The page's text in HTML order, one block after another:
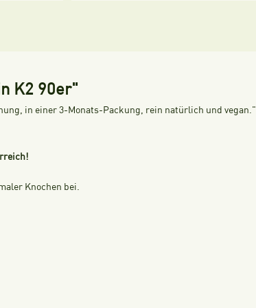
K2 90er"
in einer 3-Monats-Packung, rein natürlich und vegan."
Knochen bei.